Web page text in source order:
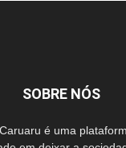
SOBRE NÓS
é uma